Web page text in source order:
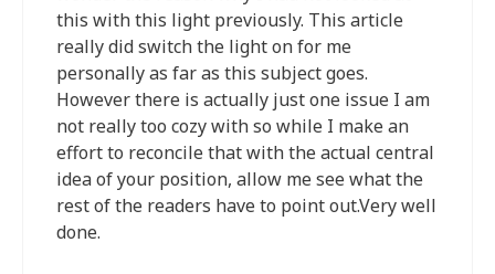
this with this light previously. This article
really did switch the light on for me
personally as far as this subject goes.
However there is actually just one issue I am
not really too cozy with so while I make an
effort to reconcile that with the actual central
idea of your position, allow me see what the
rest of the readers have to point out.Very well
done.